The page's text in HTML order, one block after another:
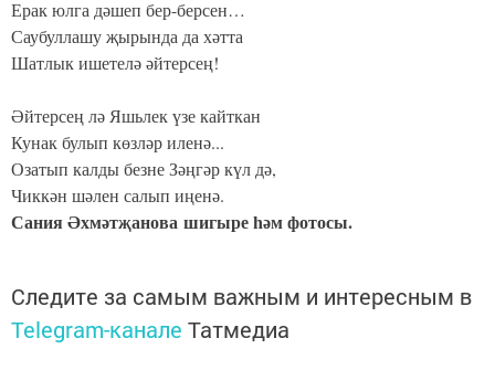
Ерак юлга дәшеп бер-берсен…
Саубуллашу җырында да хәтта
Шатлык ишетелә әйтерсең!
Әйтерсең лә Яшьлек үзе кайткан
Кунак булып көзләр иленә...
Озатып калды безне Зәңгәр күл дә,
Чиккән шәлен салып иңенә.
Сания Әхмәтҗанова шигыре һәм фотосы.
Следите за самым важным и интересным в
Telegram-канале Татмедиа